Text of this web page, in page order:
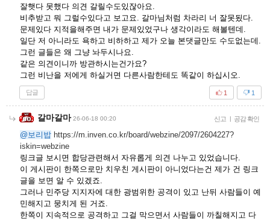
잘햇다 못했다 의견 갈릴수도있잖아요.
비추받고 뭐 그럴수있다고 보고요. 갈마님처럼 차라리 너 잘못됬다.
문제있다 지적을해주면 내가 문제있었구나 생각이라도 해볼텐데.
일단 저 아니라도 욕하고 비하하고 제가 오늘 본댓글만도 수도없는데.
그런 글들은 왜 그냥 놔두시나요.
같은 의견이니까 방관하시는건가요?
그런 비난을 저에게 하실거면 다른사람한테도 똑같이 하십시오.
답글 1
1
갈마갈마 26-06-18 00:20 신고 | 공감 확인
@보리밥 https://m.inven.co.kr/board/webzine/2097/2604227?
iskin=webzine
링크글 보시면 합당관련해서 자유롭게 의견 나누고 있었습니다.
이 게시판이 한쪽으로만 치우친 게시판이 아니었다는건 제가 건 링크
글을 보면 알 수 있겠죠.
그러나 민주당 지지자에 대한 광범위한 공격이 있고 난뒤 사람들이 예
민해지고 뭉치게 된 거죠.
한쪽이 지속적으로 공격하고 그걸 막으면서 사람들이 까칠해지고 다